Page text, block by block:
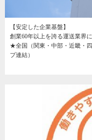
【安定した企業基盤】
創業60年以上を誇る運送業界
★全国（関東・中部・近畿・
プ連結）